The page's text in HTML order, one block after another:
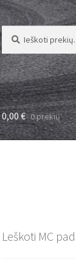
Ieškoti:
Ieškoti
0,00€ 0 prekių
Leškoti MC